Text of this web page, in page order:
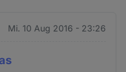
Mi. 10 Aug 2016 - 23:26